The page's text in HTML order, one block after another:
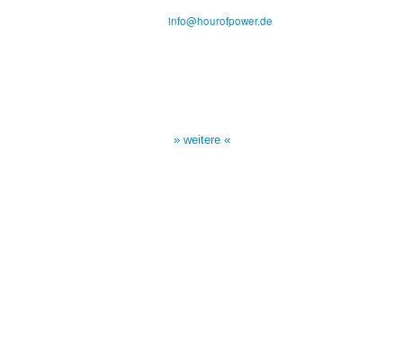
info@hourofpower.de
» weitere «